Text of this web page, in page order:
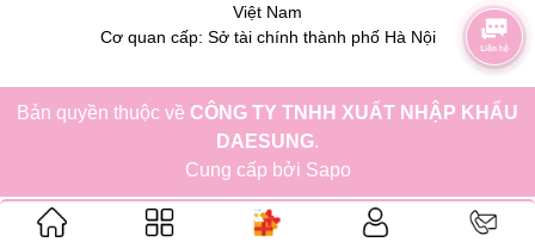
Việt Nam
Cơ quan cấp: Sở tài chính thành phố Hà Nội
Bản quyền thuộc về CÔNG TY TNHH XUẤT NHẬP KHẨU
DAESUNG.
Cung cấp bởi Sapo